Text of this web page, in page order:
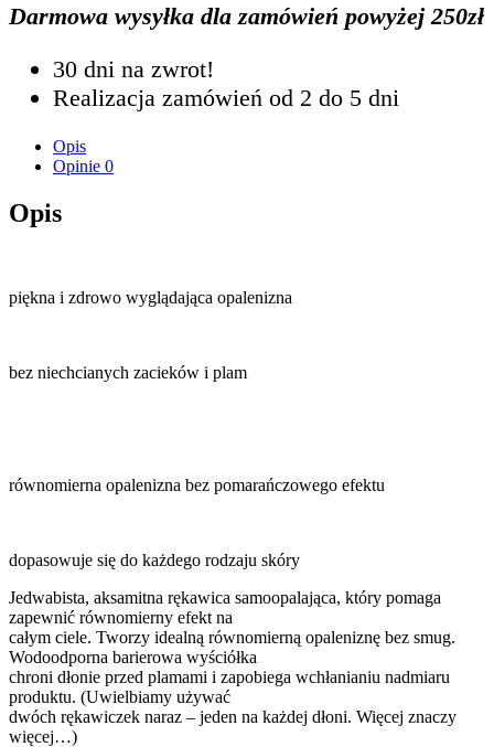
Darmowa wysyłka dla zamówień powyżej 250zł
30 dni na zwrot!
Realizacja zamówień od 2 do 5 dni
Opis
Opinie 0
Opis
piękna i zdrowo wyglądająca opalenizna
bez niechcianych zacieków i plam
równomierna opalenizna bez pomarańczowego efektu
dopasowuje się do każdego rodzaju skóry
Jedwabista, aksamitna rękawica samoopalająca, który pomaga
zapewnić równomierny efekt na
całym ciele. Tworzy idealną równomierną opaleniznę bez smug.
Wodoodporna barierowa wyściółka
chroni dłonie przed plamami i zapobiega wchłanianiu nadmiaru
produktu. (Uwielbiamy używać
dwóch rękawiczek naraz – jeden na każdej dłoni. Więcej znaczy
więcej…)